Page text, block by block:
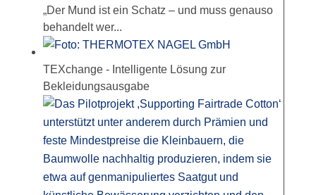
„Der Mund ist ein Schatz – und muss genauso
behandelt wer...
TEXchange - Intelligente Lösung zur
Bekleidungsausgabe